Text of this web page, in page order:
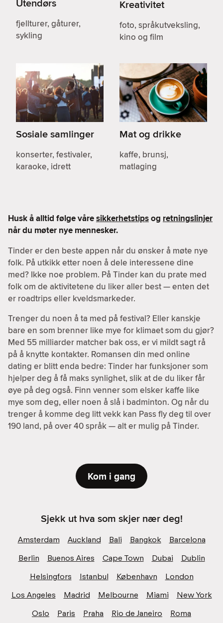
Utendørs
fjellturer, gåturer,
sykling
Kreativitet
foto, språkutveksling,
kino og film
Sosiale samlinger
konserter, festivaler,
karaoke, idrett
Mat og drikke
kaffe, brunsj,
matlaging
Husk å alltid følge våresikkerhetstipsog retningslinjer
når du møter nye mennesker.
Tinder er den beste appen når du ønsker å møte nye
folk. På utkikk etter noen å dele interessene dine
med? Ikke noe problem. På Tinder kan du prate med
folk om de aktivitetene du liker aller best — enten det
er roadtrips eller kveldsmarkeder.
Trenger du noen å ta med på festival? Eller kanskje
bare en som brenner like mye for klimaet som du gjør?
Med 55 milliarder matcher bak oss, er vi mildt sagt rå
på å knytte kontakter. Romansen din med online
dating er blitt enda bedre: Tinder har funksjoner som
hjelper deg å få maks synlighet, slik at de du liker får
øye på deg også. Finn venner som elsker kaffe like
mye som deg, eller noen å slå i badminton. Og når du
trenger å komme deg litt vekk kan Pass fly deg til over
190 land, på over 40 språk — alt er mulig på Tinder.
Kom i gang
Sjekk ut hva som skjer nær deg!
Amsterdam Auckland Bali Bangkok
Barcelona
Berlin
Buenos Aires Cape Town Dubai
Dublin
Helsingfors
Istanbul København
London
Los Angeles
Madrid Melbourne Miami
New York
Oslo
Paris Praha Rio de Janeiro
Roma